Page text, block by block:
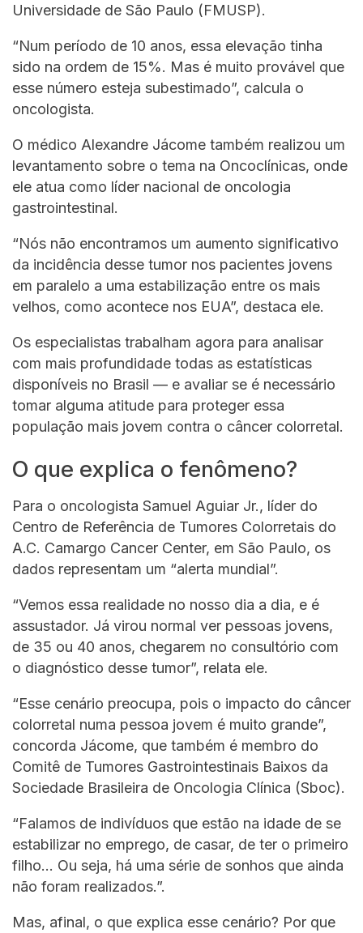
Universidade de São Paulo (FMUSP).
“Num período de 10 anos, essa elevação tinha
sido na ordem de 15%. Mas é muito provável que
esse número esteja subestimado”, calcula o
oncologista.
O médico Alexandre Jácome também realizou um
levantamento sobre o tema na Oncoclínicas, onde
ele atua como líder nacional de oncologia
gastrointestinal.
“Nós não encontramos um aumento significativo
da incidência desse tumor nos pacientes jovens
em paralelo a uma estabilização entre os mais
velhos, como acontece nos EUA”, destaca ele.
Os especialistas trabalham agora para analisar
com mais profundidade todas as estatísticas
disponíveis no Brasil — e avaliar se é necessário
tomar alguma atitude para proteger essa
população mais jovem contra o câncer colorretal.
O que explica o fenômeno?
Para o oncologista Samuel Aguiar Jr., líder do
Centro de Referência de Tumores Colorretais do
A.C. Camargo Cancer Center, em São Paulo, os
dados representam um “alerta mundial”.
“Vemos essa realidade no nosso dia a dia, e é
assustador. Já virou normal ver pessoas jovens,
de 35 ou 40 anos, chegarem no consultório com
o diagnóstico desse tumor”, relata ele.
“Esse cenário preocupa, pois o impacto do câncer
colorretal numa pessoa jovem é muito grande”,
concorda Jácome, que também é membro do
Comitê de Tumores Gastrointestinais Baixos da
Sociedade Brasileira de Oncologia Clínica (Sboc).
“Falamos de indivíduos que estão na idade de se
estabilizar no emprego, de casar, de ter o primeiro
filho… Ou seja, há uma série de sonhos que ainda
não foram realizados.”.
Mas, afinal, o que explica esse cenário? Por que